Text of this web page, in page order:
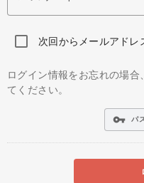
次回からメールアドレ
ログイン情報をお忘れの場
てください。
vpn_key パ